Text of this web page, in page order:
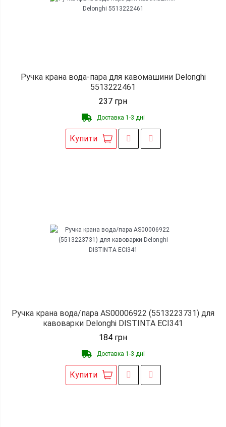
Ручка крана вода-пара для кавомашини Delonghi
5513222461
237 грн
Доставка 1-3 дні
Купити
Ручка крана вода/пара AS00006922 (5513223731) для
кавоварки Delonghi DISTINTA ECI341
184 грн
Доставка 1-3 дні
Купити